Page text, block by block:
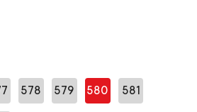
578 579 580 581